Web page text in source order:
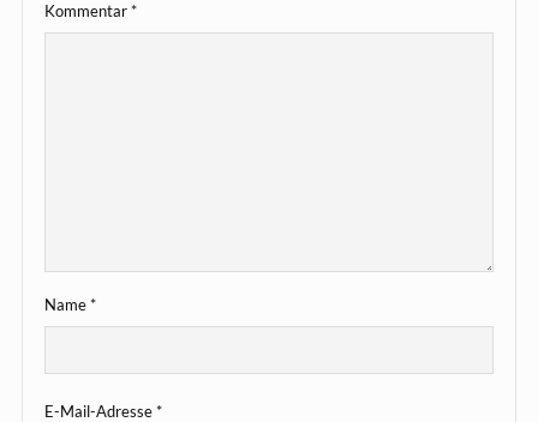
Kommentar*
Name*
E-Mail-Adresse*